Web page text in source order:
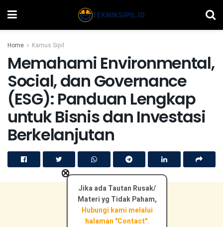
Home Kamus Sipil
Memahami Environmental,
Social, dan Governance
(ESG): Panduan Lengkap
untuk Bisnis dan Investasi
Berkelanjutan
Jika ada Tautan Rusak/
Materi yg Tidak Paham,
Hubungi kami melalui
halaman "Contact".
×